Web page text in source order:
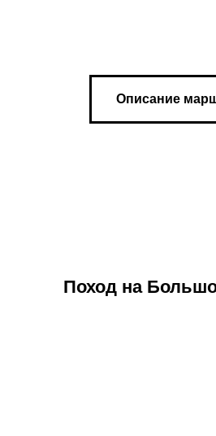
Описание
Поход на